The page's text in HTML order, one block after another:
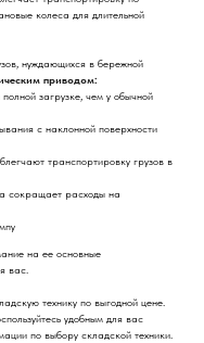
колеса для длительной
нуждающихся в бережной
приводом:
загрузке, чем у обычной
с наклонной поверхности
транспортировку грузов в
сокращает расходы на
на ее основные
вас.
технику по выгодной цене.
удобным для вас
по выбору складской техники.